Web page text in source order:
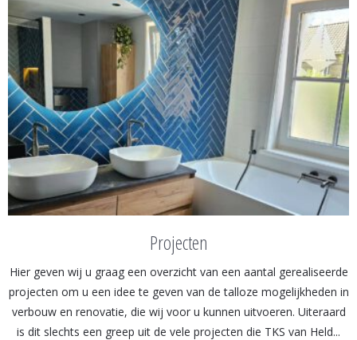
Projecten
Hier geven wij u graag een overzicht van een aantal gerealiseerde
projecten om u een idee te geven van de talloze mogelijkheden in
verbouw en renovatie, die wij voor u kunnen uitvoeren. Uiteraard
is dit slechts een greep uit de vele projecten die TKS van Held...